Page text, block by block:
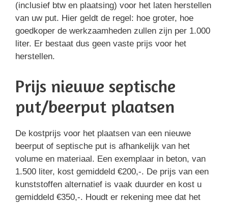
(inclusief btw en plaatsing) voor het laten herstellen
van uw put. Hier geldt de regel: hoe groter, hoe
goedkoper de werkzaamheden zullen zijn per 1.000
liter. Er bestaat dus geen vaste prijs voor het
herstellen.
Prijs nieuwe septische
put/beerput plaatsen
De kostprijs voor het plaatsen van een nieuwe
beerput of septische put is afhankelijk van het
volume en materiaal. Een exemplaar in beton, van
1.500 liter, kost gemiddeld €200,-. De prijs van een
kunststoffen alternatief is vaak duurder en kost u
gemiddeld €350,-. Houdt er rekening mee dat het